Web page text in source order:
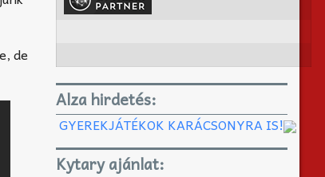
de
Alza hirdetés:
GYEREKJÁTÉKOK KARÁCSONYRA IS!
Kytary ajánlat: